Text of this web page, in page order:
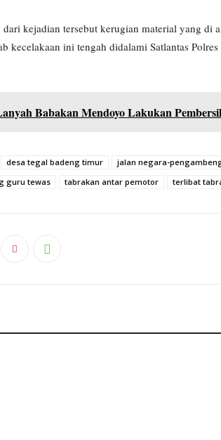
kejadian tersebut kerugian material yang di
kecelakaan ini tengah didalami Satlantas Polres
Babakan Mendoyo Lakukan
desa tegal badeng timur
jalan negara-
guru tewas tabrakan antar pemotor terlibat